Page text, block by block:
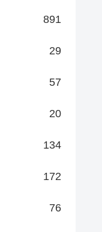
891
29
57
20
134
172
76